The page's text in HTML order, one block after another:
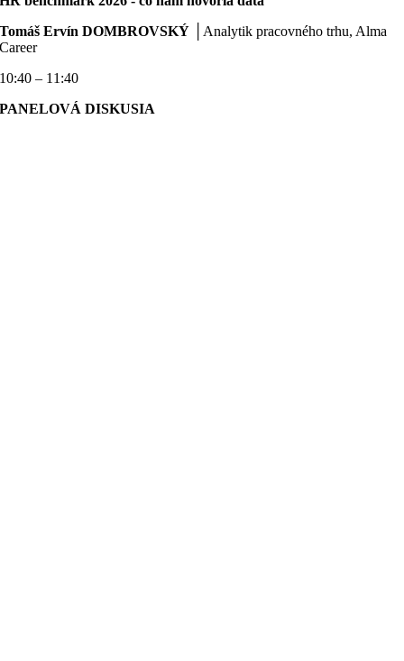
Tomáš Ervín DOMBROVSKÝ
│Analytik pracovného trhu, Alma
Career
10:40 – 11:40
PANELOVÁ DISKUSIA